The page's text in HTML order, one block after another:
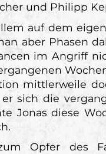
und Philipp
auf dem
aber Phasen
im Angriff
mittlerweile
sich die
Jonas diese
Opfer des